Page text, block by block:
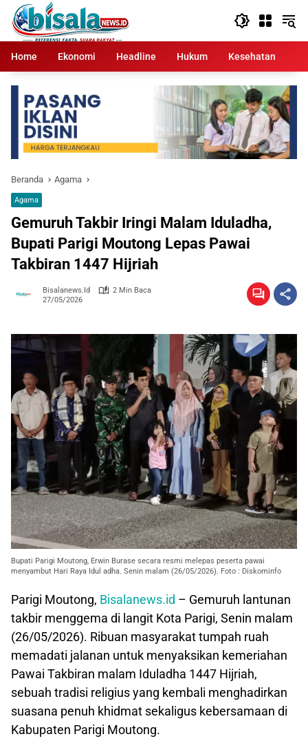
Langsung
konten
Home
Ekonomi Headline Hukum Kesehatan
Beranda Agama
Agama
Gemuruh Takbir Iringi Malam Iduladha,
Bupati Parigi Moutong Lepas Pawai
Takbiran 1447 Hijriah
Bisalanews.id
2 Min Baca
27/05/2026
Bupati Parigi Moutong, Erwin Burase secara resmi melepas peserta pawai
menyambut Hari Raya Idul adha. Senin malam (26/05/2026). Foto : Diskominfo
Parigi Moutong, Bisalanews.id – Gemuruh lantunan
takbir menggema di langit Kota Parigi, Senin malam
(26/05/2026). Ribuan masyarakat tumpah ruah
memadati jalanan untuk menyaksikan kemeriahan
Pawai Takbiran malam Iduladha 1447 Hijriah,
sebuah tradisi religius yang kembali menghadirkan
suasana penuh khidmat sekaligus kebersamaan di
Kabupaten Parigi Moutong.